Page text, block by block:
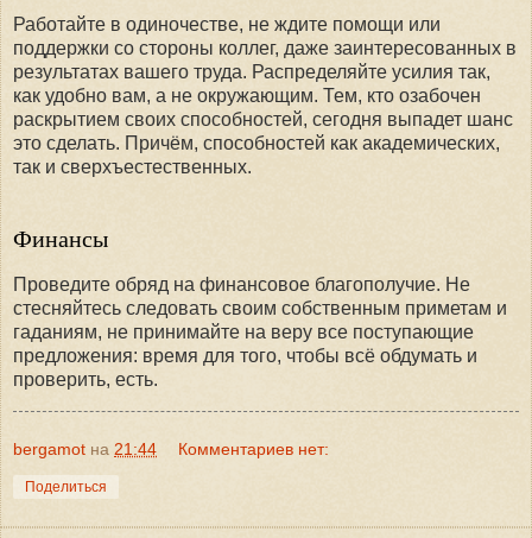
Работайте в одиночестве, не ждите помощи или
поддержки со стороны коллег, даже заинтересованных в
результатах вашего труда. Распределяйте усилия так,
как удобно вам, а не окружающим. Тем, кто озабочен
раскрытием своих способностей, сегодня выпадет шанс
это сделать. Причём, способностей как академических,
так и сверхъестественных.
Финансы
Проведите обряд на финансовое благополучие. Не
стесняйтесь следовать своим собственным приметам и
гаданиям, не принимайте на веру все поступающие
предложения: время для того, чтобы всё обдумать и
проверить, есть.
bergamot на 21:44 Комментариев нет:
Поделиться